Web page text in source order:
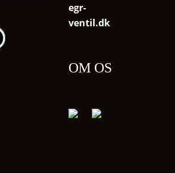
egr-
ventil.dk
OM OS